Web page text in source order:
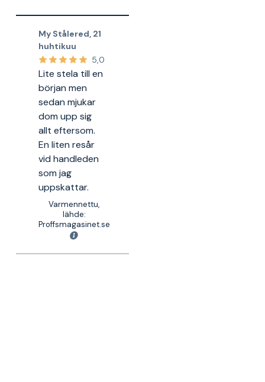
My Stålered 21
huhtikuu
5,0
Lite stela till en
början men
sedan mjukar
dom upp sig
allt eftersom.
En liten resår
vid handleden
som jag
uppskattar.
Varmennettu,
lähde:
Proffsmagasinet.se